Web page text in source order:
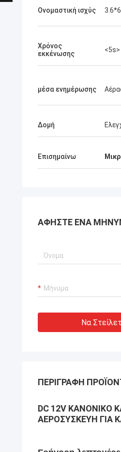
Ονομαστική ισχύς
Χρόνος
εκκένωσης
<5s>
μέσα ενημέρωσης
Δομή
Επισημαίνω
ΑΦΉΣΤΕ ΈΝΑ
Να
ΠΕΡΙΓΡΑΦΉ
DC 12V ΚΑΝΟΝΙΚΌ
ΑΕΡΟΣΥΣΚΕΥΉ ΓΙΑ